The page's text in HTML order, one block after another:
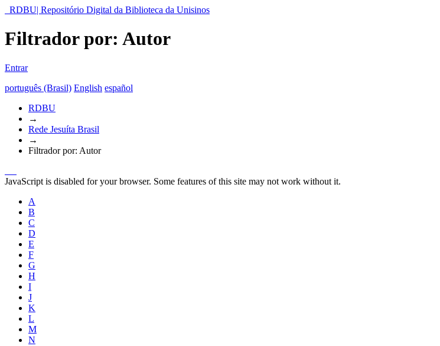
RDBU| Repositório Digital da Biblioteca da Unisinos
Filtrador por: Autor
Entrar
português (Brasil) English español
RDBU
→
Rede Jesuíta Brasil
→
Filtrador por: Autor
JavaScript is disabled for your browser. Some features of this site may not work without it.
A
B
C
D
E
F
G
H
I
J
K
L
M
N